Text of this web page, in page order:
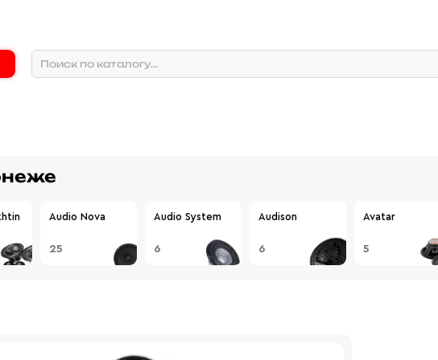
Audio Nova
25
Audio System
6
Audison
6
Avatar
5